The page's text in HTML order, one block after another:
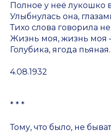
Полное у неё лукошко
Улыбнулась она,
Тихо слова говорила
Жизнь моя, жизнь моя
Голубика, ягода пьяная.
4.08.1932
* * *
Тому, что было, не